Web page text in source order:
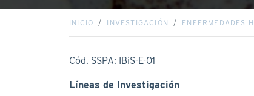
INICIO INVESTIGACIÓN ENFERMEDADES
Cód. SSPA: IBiS-E-01
Líneas de Investigación